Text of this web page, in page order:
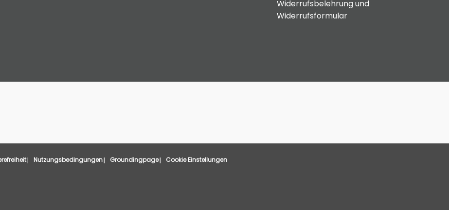
Widerrufsbelehrung und
Widerrufsformular
Nutzungsbedingungen Groundingpage Cookie Einstellungen